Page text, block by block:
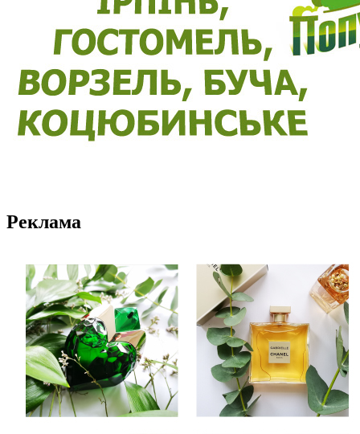
Реклама